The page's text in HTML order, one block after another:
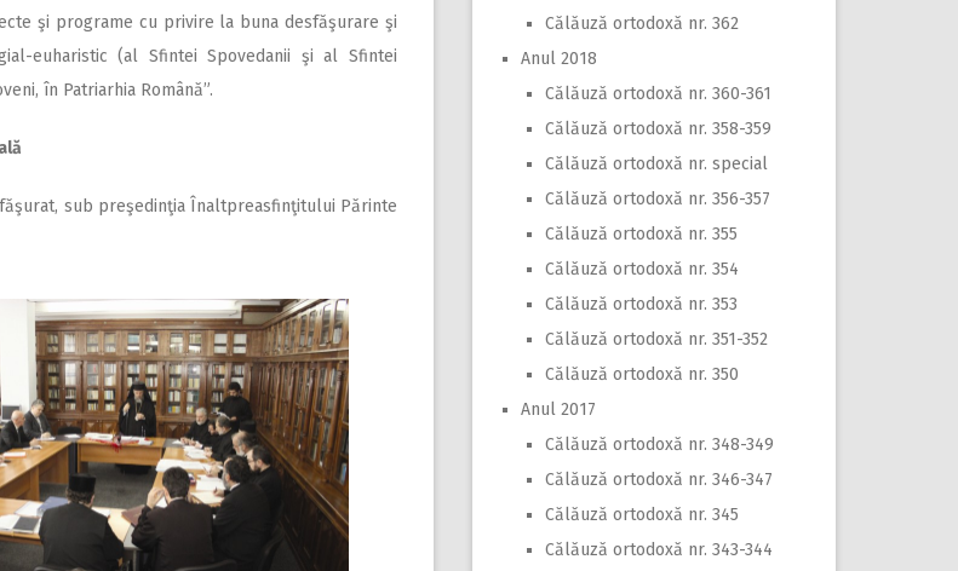
şi programe cu privire la buna desfăşurare şi
euharistic (al Sfintei Spovedanii şi al Sfintei
în Patriarhia Română”.
sub preşedinţia Înaltpreasfinţitului Părinte
Călăuză ortodoxă nr. 362
Anul 2018
Călăuză ortodoxă nr. 360-361
Călăuză ortodoxă nr. 358-359
Călăuză ortodoxă nr. special
Călăuză ortodoxă nr. 356-357
Călăuză ortodoxă nr. 355
Călăuză ortodoxă nr. 354
Călăuză ortodoxă nr. 353
Călăuză ortodoxă nr. 351-352
Călăuză ortodoxă nr. 350
Anul 2017
Călăuză ortodoxă nr. 348-349
Călăuză ortodoxă nr. 346-347
Călăuză ortodoxă nr. 345
Călăuză ortodoxă nr. 343-344